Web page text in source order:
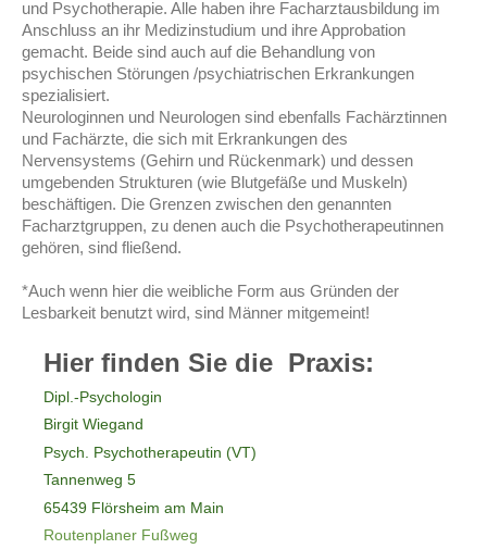
und Psychotherapie. Alle haben ihre Facharztausbildung im
Anschluss an ihr Medizinstudium und ihre Approbation
gemacht. Beide sind auch auf die Behandlung von
psychischen Störungen /psychiatrischen Erkrankungen
spezialisiert.
Neurologinnen und Neurologen sind ebenfalls Fachärztinnen
und Fachärzte, die sich mit Erkrankungen des
Nervensystems (Gehirn und Rückenmark) und dessen
umgebenden Strukturen (wie Blutgefäße und Muskeln)
beschäftigen. Die Grenzen zwischen den genannten
Facharztgruppen, zu denen auch die Psychotherapeutinnen
gehören, sind fließend.
*Auch wenn hier die weibliche Form aus Gründen der
Lesbarkeit benutzt wird, sind Männer mitgemeint!
Hier finden Sie die Praxis:
Dipl.-Psychologin
Birgit Wiegand
Psych. Psychotherapeutin (VT)
Tannenweg 5
65439 Flörsheim am Main
Routenplaner Fußweg